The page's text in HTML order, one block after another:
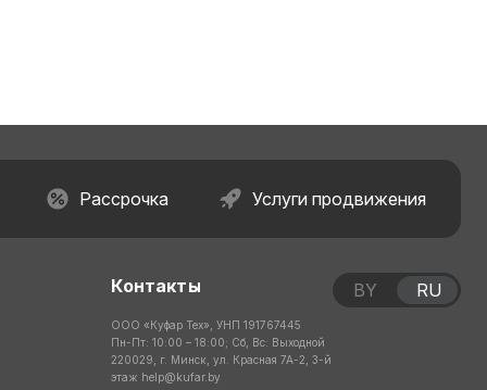
Рассрочка Услуги продвижения
Контакты
ООО «Куфар Тех», УНП 191767445
Пн-Пт: 10:00 – 18:00; Сб, Вс: Выходной
220029, г. Минск, ул. Красная 7А-2, 3-й
этаж help@kufar.by
BY RU